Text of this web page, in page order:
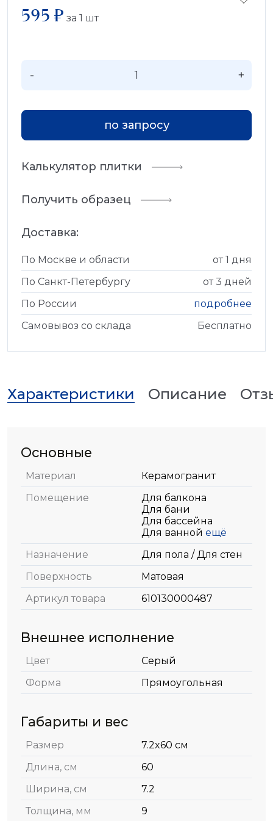
595 ₽ за 1 шт
- +
по запросу
Калькулятор плитки
Получить образец
Доставка:
По Москве и области
от 1 дня
По Санкт-Петербургу
от 3 дней
По России
подробнее
Самовывоз со склада
Бесплатно
Характеристики Описание
Основные
Материал
Керамогранит
Помещение
Для балкона
Для бани
Для бассейна
Для ванной ещё
Назначение
Для пола / Для стен
Поверхность
Матовая
Артикул товара
610130000487
Внешнее исполнение
Цвет
Серый
Форма
Прямоугольная
Габариты и вес
Размер
7.2x60 см
Длина, см
60
Ширина, см
7.2
Толщина, мм
9